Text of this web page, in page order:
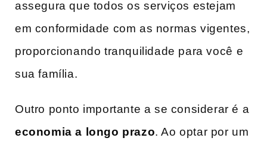
assegura que todos os serviços estejam
em conformidade com as normas vigentes,
proporcionando tranquilidade para você ⁣e
sua‌ família.
Outro ponto importante a se considerar é a
economia a longo prazo. Ao optar ‌por um